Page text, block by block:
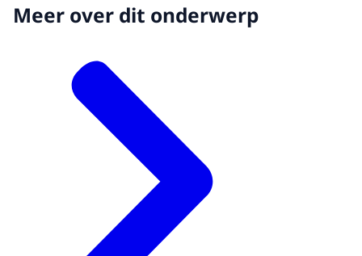
Meer over dit onderwerp